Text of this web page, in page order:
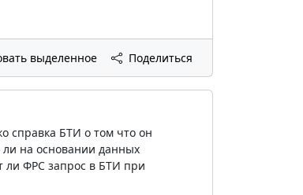
выделенное Поделиться
справка БТИ о том что он
ли на основании данных
ли ФРС запрос в БТИ при